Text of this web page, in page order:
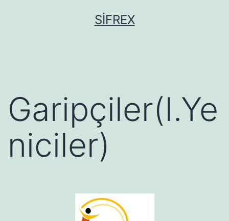
SIFREX
Garipçiler(I.Ye
niciler)